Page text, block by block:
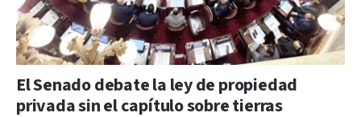
El Senado debate la ley de propiedad
privada sin el capítulo sobre tierras